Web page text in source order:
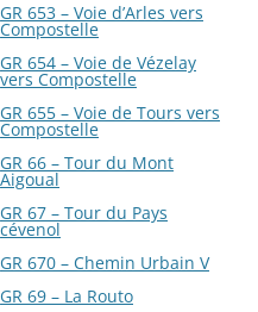
GR 653 – Voie d’Arles vers
Compostelle
GR 654 – Voie de Vézelay
vers Compostelle
GR 655 – Voie de Tours vers
Compostelle
GR 66 – Tour du Mont
Aigoual
GR 67 – Tour du Pays
cévenol
GR 670 – Chemin Urbain V
GR 69 – La Routo